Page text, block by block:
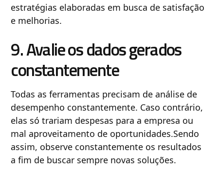
estratégias elaboradas em busca de satisfação
e melhorias.
9. Avalie os dados gerados
constantemente
Todas as ferramentas precisam de análise de
desempenho constantemente. Caso contrário,
elas só trariam despesas para a empresa ou
mal aproveitamento de oportunidades.Sendo
assim, observe constantemente os resultados
a fim de buscar sempre novas soluções.